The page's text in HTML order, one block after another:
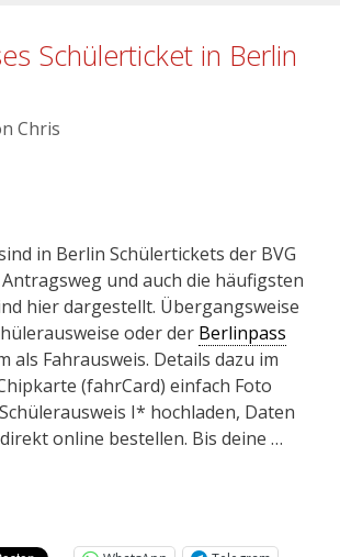
Schülerticket in Berlin
Chris
in Berlin Schülertickets der BVG
und auch die häufigsten
hier dargestellt. Übergangsweise
oder der Berlinpass
als Fahrausweis. Details dazu im
(fahrCard) einfach Foto
I* hochladen, Daten
online bestellen. Bis deine …